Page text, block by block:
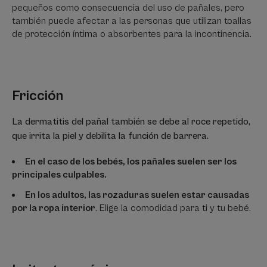
pequeños como consecuencia del uso de pañales, pero
también puede afectar a las personas que utilizan toallas
de protección íntima o absorbentes para la incontinencia.
Fricción
La dermatitis del pañal también se debe al roce repetido,
que irrita la piel y debilita la función de barrera.
En el caso de los bebés, los pañales suelen ser los
principales culpables.
En los adultos, las rozaduras suelen estar causadas
por la ropa interior. Elige la comodidad para ti y tu bebé.